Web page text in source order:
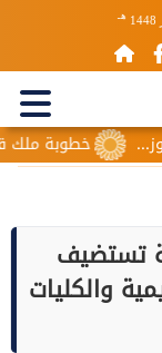
هـ
خطوبة ملك قورة
تستضيف
والكليات